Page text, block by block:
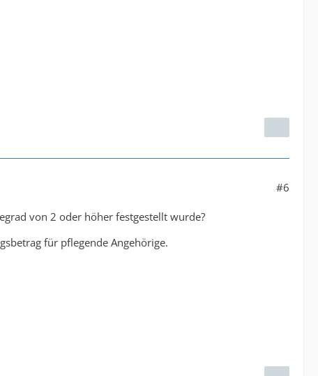
#6
von 2 oder höher festgestellt wurde?
für pflegende Angehörige.